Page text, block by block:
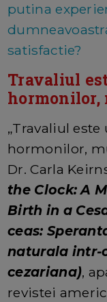
putina
satisfactie?
Travaliul
hormonilor,
„Travaliul
hormonilor,
Dr. Carla
the Clock: A
Birth in a
ceas:
naturala intr-
cezariana),
revistei